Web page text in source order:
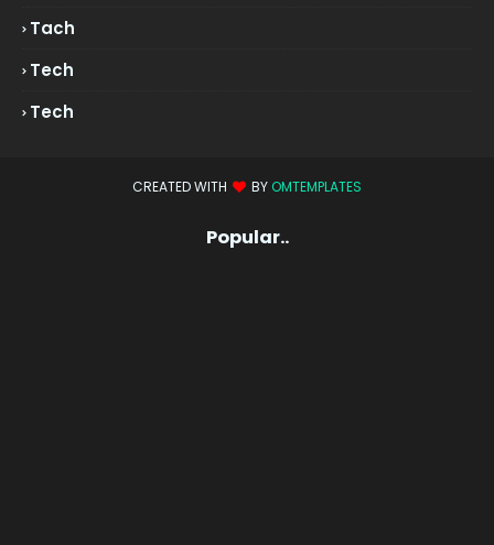
Tach
Tech
Tech
CREATED WITH BY OMTEMPLATES
Popular..